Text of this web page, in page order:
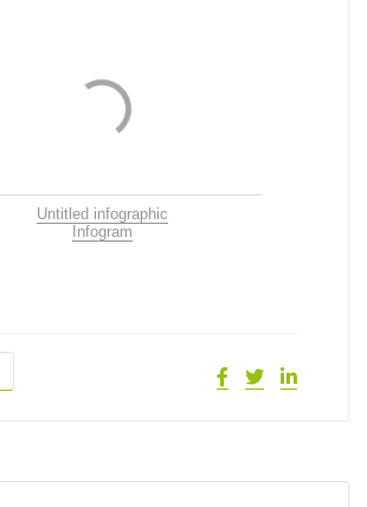
Untitled infographic
Infogram